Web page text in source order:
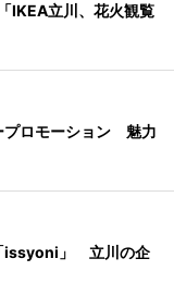
IKEA立川、花火観覧
プロモーション 魅力
issyoni」 立川の企